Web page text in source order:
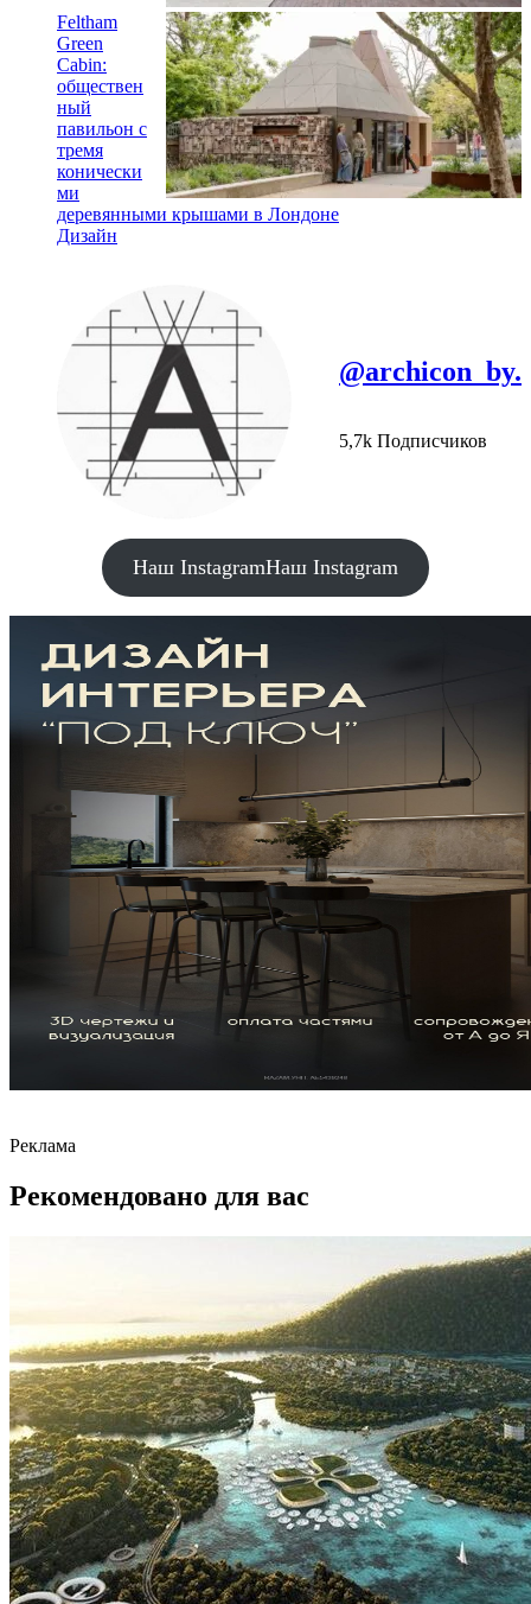
Feltham
Green
Cabin:
обществен
ный
павильон с
тремя
конически
ми
деревянными крышами в Лондоне
Дизайн
@archicon_by.
5,7k Подписчиков
Наш InstagramНаш Instagram
Реклама
Рекомендовано для вас